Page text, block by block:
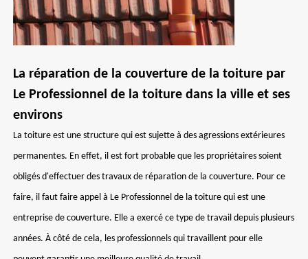
La réparation de la couverture de la toiture par
Le Professionnel de la toiture dans la ville et ses
environs
La toiture est une structure qui est sujette à des agressions extérieures
permanentes. En effet, il est fort probable que les propriétaires soient
obligés d'effectuer des travaux de réparation de la couverture. Pour ce
faire, il faut faire appel à Le Professionnel de la toiture qui est une
entreprise de couverture. Elle a exercé ce type de travail depuis plusieurs
années. À côté de cela, les professionnels qui travaillent pour elle